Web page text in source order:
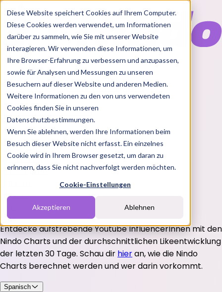
Diese Website speichert Cookies auf Ihrem Computer.
Diese Cookies werden verwendet, um Informationen
darüber zu sammeln, wie Sie mit unserer Website
interagieren. Wir verwenden diese Informationen, um
Ihre Browser-Erfahrung zu verbessern und anzupassen,
sowie für Analysen und Messungen zu unseren
Besuchern auf dieser Website und anderen Medien.
Weitere Informationen zu den von uns verwendeten
Cookies finden Sie in unseren
Datenschutzbestimmungen.
Wenn Sie ablehnen, werden Ihre Informationen beim
Besuch dieser Website nicht erfasst. Ein einzelnes
Cookie wird in Ihrem Browser gesetzt, um daran zu
erinnern, dass Sie nicht nachverfolgt werden möchten.
Cookie-Einstellungen
Akzeptieren Ablehnen
Features
Solutions
BlogChartsRabatt CodesPakete
Login
Übersicht
YouTube
Instagram
Twitch
InfluencerBrands
Entdecke aufstrebende Youtube InfluencerInnen mit den
Nindo Charts und der durchschnittlichen Likeentwicklung
der letzten 30 Tage. Schau dir hieran, wie die Nindo
Charts berechnet werden und wer darin vorkommt.
Spanisch